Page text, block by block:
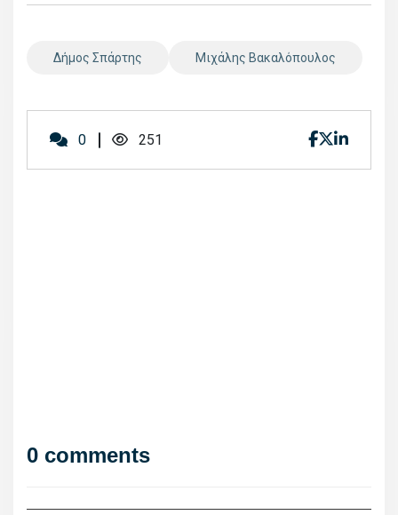
Δήμος Σπάρτης Μιχάλης Βακαλόπουλος
0 251
0 comments